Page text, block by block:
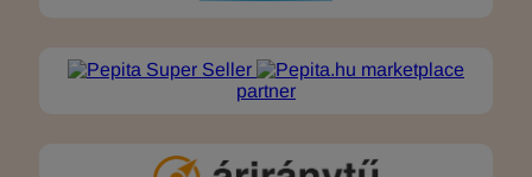
marketplace
partner